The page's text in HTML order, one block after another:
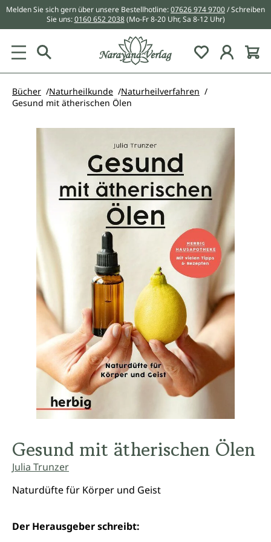
springen
Melden Sie sich gern über unsere Bestellhotline:07626 974 9700/ Schreiben
Sie uns:0160 652 2038 (Mo-Fr 8-20 Uhr, Sa 8-12 Uhr)
Du hast 0
Bücher Naturheilkunde
Naturheilverfahren
Gesund mit ätherischen Ölen
Gesund mit ätherischen Ölen
Julia Trunzer
Naturdüfte für Körper und Geist
Der Herausgeber schreibt: